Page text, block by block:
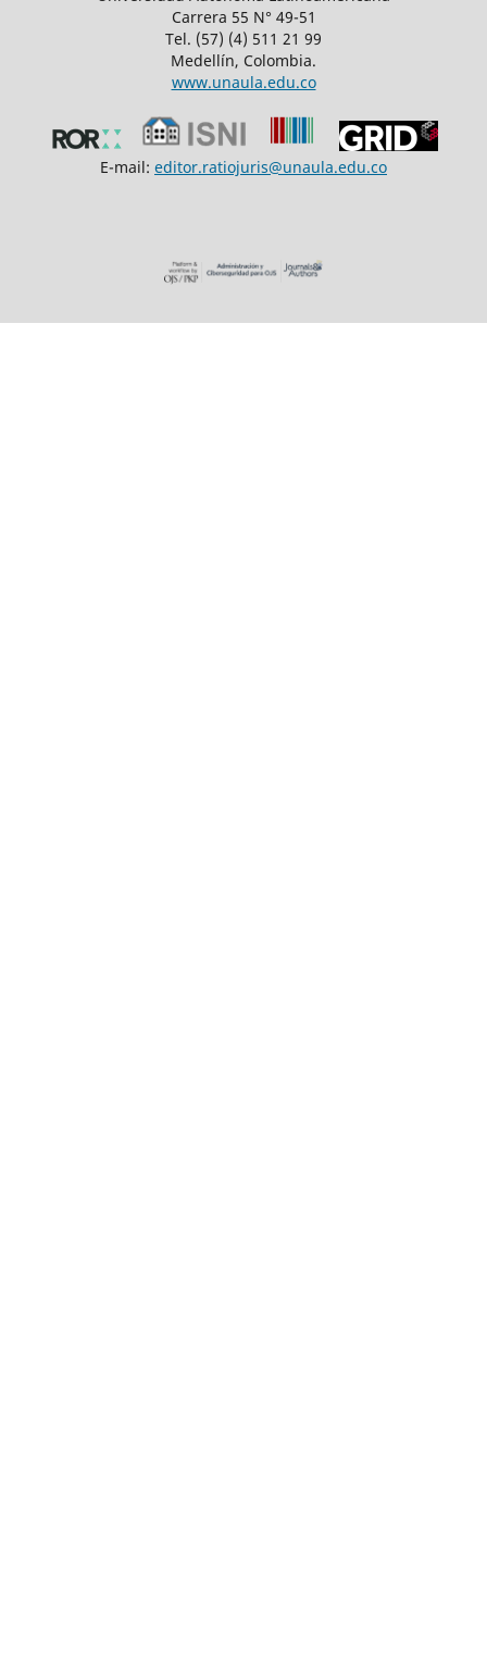
Carrera 55 N° 49-51
Tel. (57) (4) 511 21 99
Medellín, Colombia.
www.unaula.edu.co
E-mail: editor.ratiojuris@unaula.edu.co